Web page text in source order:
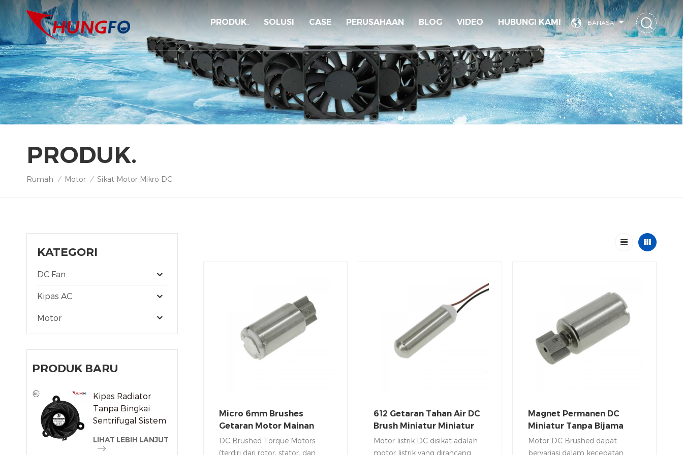
BAHASA
PRODUK. SOLUSI CASE PERUSAHAAN BLOG VIDEO HUBUNGI KAMI
PRODUK.
Rumah / Motor / Sikat Motor Mikro DC
KATEGORI
DC Fan.
Kipas AC.
Motor
PRODUK BARU
Kipas Radiator
Tanpa Bingkai
Sentrifugal Sistem
DC/Ec
LIHAT LEBIH LANJUT
Micro 6mm Brushes
Getaran Motor Mainan
PMDC Tanpa April
DC Brushed Torque Motors
(terdiri dari rotor, stator, dan
612 Getaran Tahan Air DC
Brush Miniatur Miniatur
Tanpa Biji
Motor listrik DC disikat adalah
motor listrik yang dirancang
Magnet Permanen DC
Miniatur Tanpa Bijama
Motor Vibrator Silent
Motor DC Brushed dapat
bervariasi dalam kecepatan